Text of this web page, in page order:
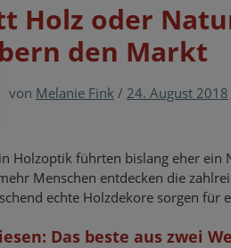
Holz oder
den Markt
von Melanie Fink / 24. August 2018
Holzoptik führten bislang eher ein
Menschen entdecken die
echte Holzdekore sorgen für
Das beste aus zwei